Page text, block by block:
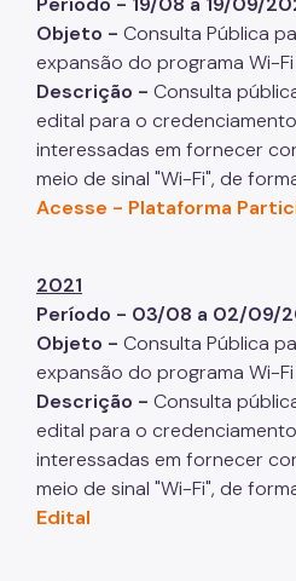
Objeto - Consulta Pública
expansão do programa Wi-Fi
Descrição - Consulta
edital para o
interessadas em fornecer
meio de sinal "Wi-Fi", de
Acesse - Plataforma
2021
Período - 03/08 a 02/09/
Objeto - Consulta Pública
expansão do programa Wi-Fi
Descrição - Consulta
edital para o
interessadas em fornecer
meio de sinal "Wi-Fi", de
Edital